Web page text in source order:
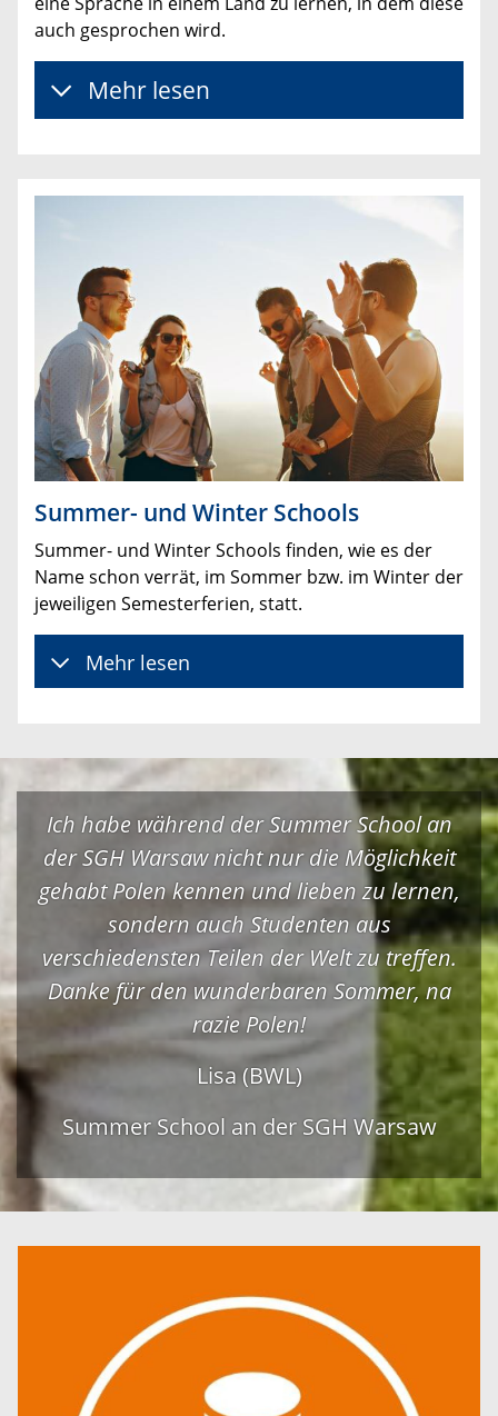
auch gesprochen wird.
Mehr lesen
Summer- und Winter Schools
Summer- und Winter Schools finden, wie es der
Name schon verrät, im Sommer bzw. im Winter der
jeweiligen Semesterferien, statt.
Mehr lesen
Ich habe während der Summer School an
der SGH Warsaw nicht nur die Möglichkeit
gehabt Polen kennen und lieben zu lernen,
sondern auch Studenten aus
verschiedensten Teilen der Welt zu treffen.
Danke für den wunderbaren Sommer, na
razie Polen!
Lisa (BWL)
Summer School an der SGH Warsaw